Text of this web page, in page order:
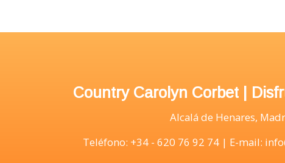
Country Carolyn Corbet |
Alcalá de Henares,
Teléfono: +34 - 620 76 92 74 | E-mail: